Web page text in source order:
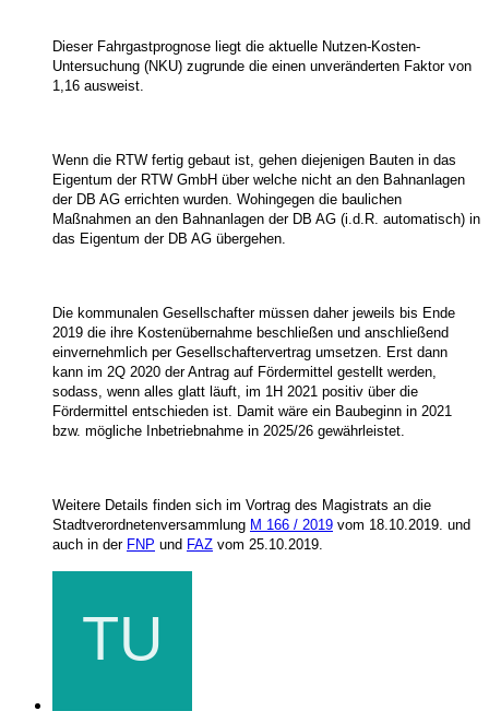
Dieser Fahrgastprognose liegt die aktuelle Nutzen-Kosten-
Untersuchung (NKU) zugrunde die einen unveränderten Faktor von
1,16 ausweist.
Wenn die RTW fertig gebaut ist, gehen diejenigen Bauten in das
Eigentum der RTW GmbH über welche nicht an den Bahnanlagen
der DB AG errichten wurden. Wohingegen die baulichen
Maßnahmen an den Bahnanlagen der DB AG (i.d.R. automatisch) in
das Eigentum der DB AG übergehen.
Die kommunalen Gesellschafter müssen daher jeweils bis Ende
2019 die ihre Kostenübernahme beschließen und anschließend
einvernehmlich per Gesellschaftervertrag umsetzen. Erst dann
kann im 2Q 2020 der Antrag auf Fördermittel gestellt werden,
sodass, wenn alles glatt läuft, im 1H 2021 positiv über die
Fördermittel entschieden ist. Damit wäre ein Baubeginn in 2021
bzw. mögliche Inbetriebnahme in 2025/26 gewährleistet.
Weitere Details finden sich im Vortrag des Magistrats an die
Stadtverordnetenversammlung M 166 / 2019 vom 18.10.2019. und
auch in der FNP und FAZ vom 25.10.2019.